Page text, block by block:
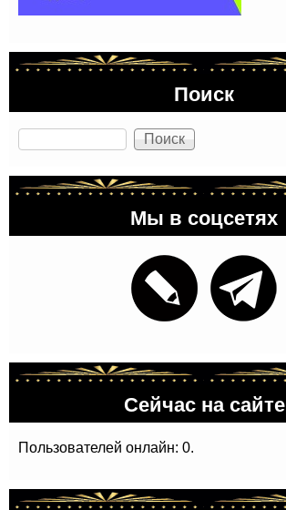
Поиск
Поиск
Мы в соцсетях
Сейчас на сайте
Пользователей онлайн: 0.